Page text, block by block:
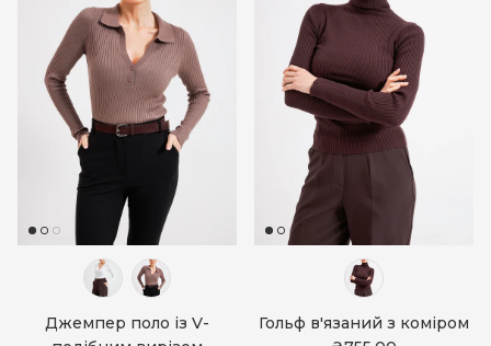
Джемпер поло із V-
Гольф в'язаний з коміром